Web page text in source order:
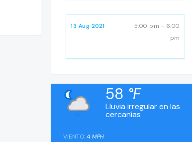
13 Aug 2021
5:00 pm - 6:00
pm
Lluvia irregular en las
cercanías
58 °F
VIENTO:4 MPH